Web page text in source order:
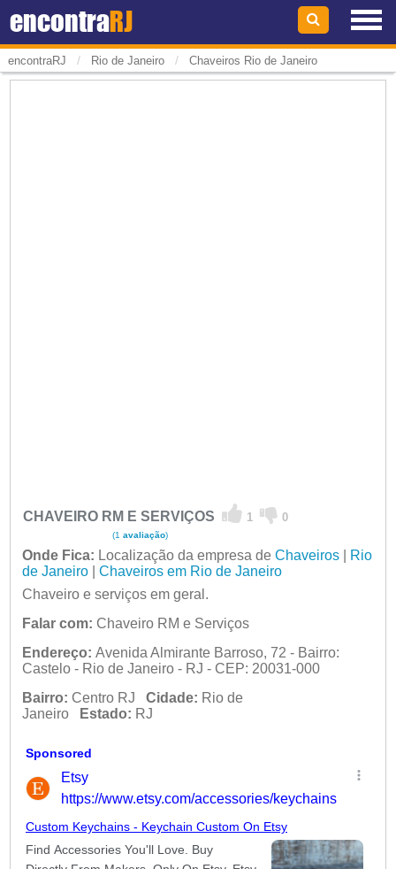
encontraRJ
encontraRJ / Rio de Janeiro / Chaveiros Rio de Janeiro
CHAVEIRO RM E SERVIÇOS 1 0
(1 avaliação)
Onde Fica: Localização da empresa de Chaveiros|
Rio
de Janeiro| Chaveiros em Rio de Janeiro
Chaveiro e serviços em geral.
Falar com: Chaveiro RM e Serviços
Endereço: Avenida Almirante Barroso, 72 - Bairro:
Castelo - Rio de Janeiro - RJ - CEP: 20031-000
Bairro: Centro RJ Cidade: Rio de
Janeiro
Estado: RJ